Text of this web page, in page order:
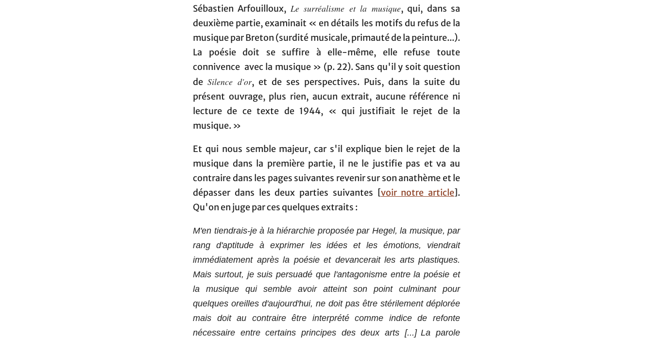
Sébastien Arfouilloux, Le surréalisme et la musique, qui, dans sa
deuxième partie, examinait « en détails les motifs du refus de la
musique par Breton (surdité musicale, primauté de la peinture...).
La poésie doit se suffire à elle-même, elle refuse toute
connivence avec la musique » (p. 22). Sans qu'il y soit question
de Silence d'or, et de ses perspectives. Puis, dans la suite du
présent ouvrage, plus rien, aucun extrait, aucune référence ni
lecture de ce texte de 1944, « qui justifiait le rejet de la
musique. »
Et qui nous semble majeur, car s'il explique bien le rejet de la
musique dans la première partie, il ne le justifie pas et va au
contraire dans les pages suivantes revenir sur son anathème et le
dépasser dans les deux parties suivantes [ voir notre article ].
Qu'on en juge par ces quelques extraits :
M'en tiendrais-je à la hiérarchie proposée par Hegel, la musique, par
rang d'aptitude à exprimer les idées et les émotions, viendrait
immédiatement après la poésie et devancerait les arts plastiques.
Mais surtout, je suis persuadé que l'antagonisme entre la poésie et
la musique qui semble avoir atteint son point culminant pour
quelques oreilles d'aujourd'hui, ne doit pas être stérilement déplorée
mais doit au contraire être interprété comme indice de refonte
nécessaire entre certains principes des deux arts [...] La parole